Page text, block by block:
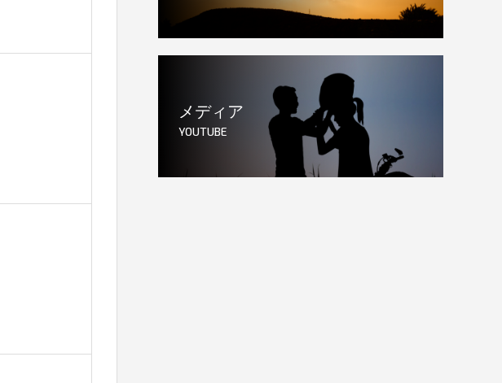
メディア
YOUTUBE